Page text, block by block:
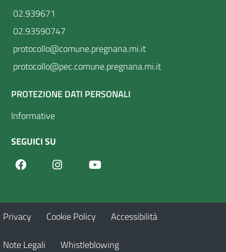
02.939671
02.93590747
protocollo@comune.pregnana.mi.it
protocollo@pec.comune.pregnana.mi.it
PROTEZIONE DATI PERSONALI
Informative
SEGUICI SU
FacebookInstagram
Privacy Cookie Policy Accessibilità
Note Legali Whistleblowing